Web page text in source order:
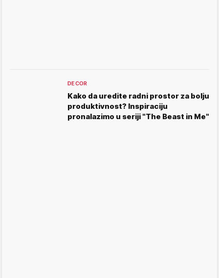
DECOR
Kako da uredite radni prostor za bolju
produktivnost? Inspiraciju
pronalazimo u seriji "The Beast in Me"